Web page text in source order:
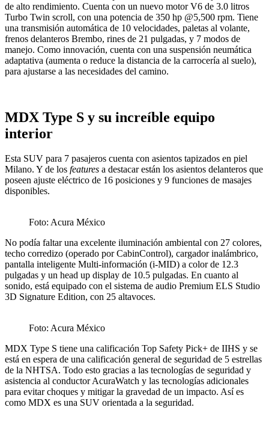
de alto rendimiento. Cuenta con un nuevo motor V6 de 3.0 litros
Turbo Twin scroll, con una potencia de 350 hp @5,500 rpm. Tiene
una transmisión automática de 10 velocidades, paletas al volante,
frenos delanteros Brembo, rines de 21 pulgadas, y 7 modos de
manejo. Como innovación, cuenta con una suspensión neumática
adaptativa (aumenta o reduce la distancia de la carrocería al suelo),
para ajustarse a las necesidades del camino.
MDX Type S y su increíble equipo
interior
Esta SUV para 7 pasajeros cuenta con asientos tapizados en piel
Milano. Y de los features a destacar están los asientos delanteros que
poseen ajuste eléctrico de 16 posiciones y 9 funciones de masajes
disponibles.
Foto: Acura México
No podía faltar una excelente iluminación ambiental con 27 colores,
techo corredizo (operado por CabinControl), cargador inalámbrico,
pantalla inteligente Multi-información (i-MID) a color de 12.3
pulgadas y un head up display de 10.5 pulgadas. En cuanto al
sonido, está equipado con el sistema de audio Premium ELS Studio
3D Signature Edition, con 25 altavoces.
Foto: Acura México
MDX Type S tiene una calificación Top Safety Pick+ de IIHS y se
está en espera de una calificación general de seguridad de 5 estrellas
de la NHTSA. Todo esto gracias a las tecnologías de seguridad y
asistencia al conductor AcuraWatch y las tecnologías adicionales
para evitar choques y mitigar la gravedad de un impacto. Así es
como MDX es una SUV orientada a la seguridad.